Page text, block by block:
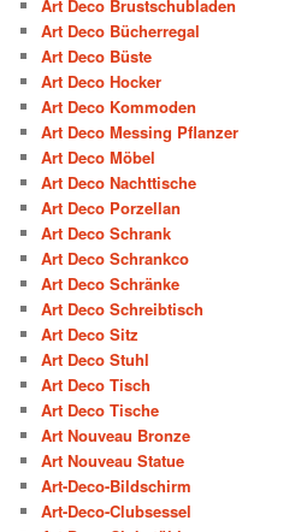
Art Deco Brustschubladen
Art Deco Bücherregal
Art Deco Büste
Art Deco Hocker
Art Deco Kommoden
Art Deco Messing Pflanzer
Art Deco Möbel
Art Deco Nachttische
Art Deco Porzellan
Art Deco Schrank
Art Deco Schrankco
Art Deco Schränke
Art Deco Schreibtisch
Art Deco Sitz
Art Deco Stuhl
Art Deco Tisch
Art Deco Tische
Art Nouveau Bronze
Art Nouveau Statue
Art-Deco-Bildschirm
Art-Deco-Clubsessel